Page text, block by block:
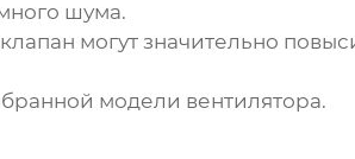
шума.
могут значительно
модели вентилятора.